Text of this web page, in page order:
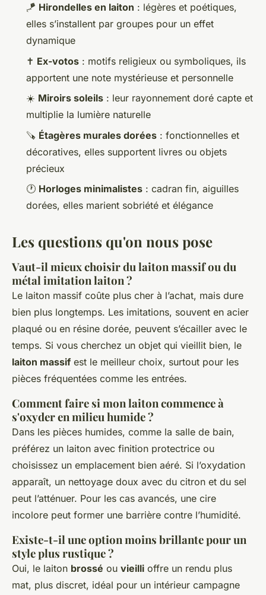
🪁 Hirondelles en laiton : légères et poétiques,
elles s’installent par groupes pour un effet
dynamique
✝️ Ex-votos : motifs religieux ou symboliques, ils
apportent une note mystérieuse et personnelle
☀️ Miroirs soleils : leur rayonnement doré capte et
multiplie la lumière naturelle
🪚 Étagères murales dorées : fonctionnelles et
décoratives, elles supportent livres ou objets
précieux
🕐 Horloges minimalistes : cadran fin, aiguilles
dorées, elles marient sobriété et élégance
Les questions qu'on nous pose
Vaut-il mieux choisir du laiton massif ou du
métal imitation laiton ?
Le laiton massif coûte plus cher à l’achat, mais dure
bien plus longtemps. Les imitations, souvent en acier
plaqué ou en résine dorée, peuvent s’écailler avec le
temps. Si vous cherchez un objet qui vieillit bien, le
laiton massif est le meilleur choix, surtout pour les
pièces fréquentées comme les entrées.
Comment faire si mon laiton commence à
s'oxyder en milieu humide ?
Dans les pièces humides, comme la salle de bain,
préférez un laiton avec finition protectrice ou
choisissez un emplacement bien aéré. Si l’oxydation
apparaît, un nettoyage doux avec du citron et du sel
peut l’atténuer. Pour les cas avancés, une cire
incolore peut former une barrière contre l’humidité.
Existe-t-il une option moins brillante pour un
style plus rustique ?
Oui, le laiton brossé ou vieilli offre un rendu plus
mat, plus discret, idéal pour un intérieur campagne